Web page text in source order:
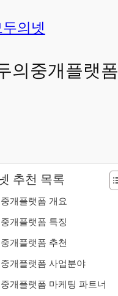
의넷
의중개플랫폼
추천 목록
개플랫폼 개요
개플랫폼 특징
개플랫폼 추천
개플랫폼 사업분야
개플랫폼 마케팅 파트너